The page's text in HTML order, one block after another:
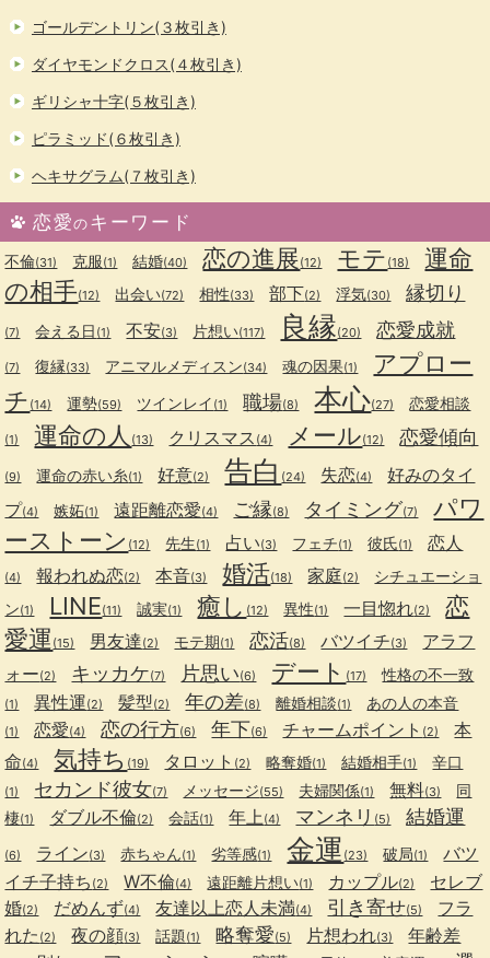
ゴールデントリン(３枚引き)
ダイヤモンドクロス(４枚引き)
ギリシャ十字(５枚引き)
ピラミッド(６枚引き)
ヘキサグラム(７枚引き)
恋愛のキーワード
不倫(31) 克服(1) 結婚(40) 恋の進展(12) モテ (18)
運命
の相手(12) 出会い(72) 相性(33) 部下(2) 浮気(30) 縁切り
(7) 会える日 (1) 不安(3) 片想い(117) 良縁(20) 恋愛成就
(7) 復縁(33) アニマルメディスン(34) 魂の因果(1)
アプロー
チ (14) 運勢(59) ツインレイ (1) 職場(8) 本心(27) 恋愛相談
(1) 運命の人 (13) クリスマス (4) メール(12) 恋愛傾向
(9) 運命の赤い糸(1) 好意(2) 告白 (24) 失恋(4)
好みのタイ
プ(4) 嫉妬(1) 遠距離恋愛(4) ご縁(8) タイミング(7)
パワ
ーストーン (12) 先生(1) 占い(3) フェチ(1) 彼氏(1) 恋人
(4) 報われぬ恋(2) 本音(3) 婚活(18) 家庭(2)
シチュエーショ
ン(1) LINE(11) 誠実(1) 癒し (12) 異性(1) 一目惚れ(2)
恋
愛運 (15) 男友達(2) モテ期(1) 恋活(8) バツイチ(3)
アラフ
ォー(2) キッカケ(7) 片思い(6) デート (17) 性格の不一致
(1) 異性運(2) 髪型(2) 年の差(8) 離婚相談(1) あの人の本音
(1) 恋愛(4) 恋の行方(6) 年下(6) チャームポイント (2)
本
命(4) 気持ち (19) タロット (2) 略奪婚(1) 結婚相手(1) 辛口
(1) セカンド彼女(7) メッセージ(55) 夫婦関係(1) 無料(3)
同
棲(1) ダブル不倫(2) 会話(1) 年上 (4) マンネリ (5) 結婚運
(6) ライン(3) 赤ちゃん(1) 劣等感(1) 金運 (23) 破局(1)
バツ
イチ子持ち (2) W不倫(4) 遠距離片想い(1) カップル(2)
セレブ
婚(2) だめんず(4) 友達以上恋人未満(4) 引き寄せ(5)
フラ
れた (2) 夜の顔(3) 話題(1) 略奪愛(5) 片想われ(3) 年齢差